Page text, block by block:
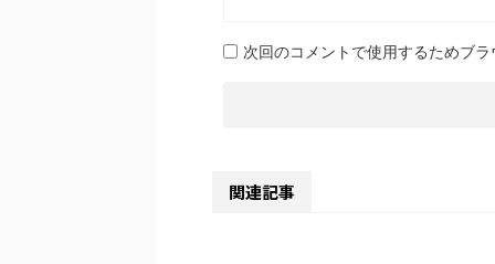
次回のコメントで使用するためブ
関連記事